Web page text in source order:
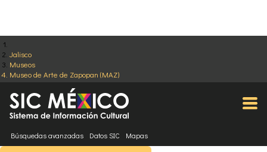
Jalisco
Museos
Museo de Arte de Zapopan (MAZ)
Búsquedas avanzadas Datos SIC Mapas